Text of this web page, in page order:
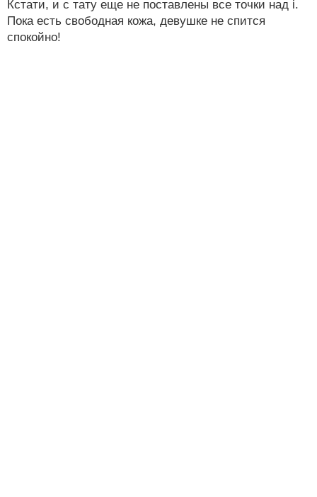
Кстати, и с тату еще не поставлены все точки над i.
Пока есть свободная кожа, девушке не спится
спокойно!